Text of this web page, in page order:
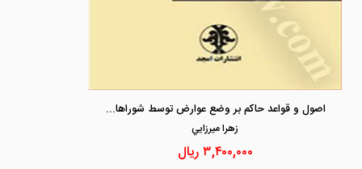
اصول و قواعد حاکم بر وضع عوارض توسط شوراهای اسلامی و نظارت دیوان عدالت اداری برآن
زهرا ميرزايي
۳,۴۰۰,۰۰۰ریال